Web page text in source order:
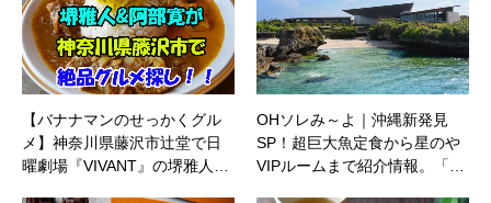
【バナナマンのせっかくグル
メ】神奈川県藤沢市辻堂で日
曜劇場『VIVANT』の堺雅人…
OHソレみ～よ｜沖縄新発見
SP！超巨大魚定食から星のや
VIPルームまで紹介情報。「…